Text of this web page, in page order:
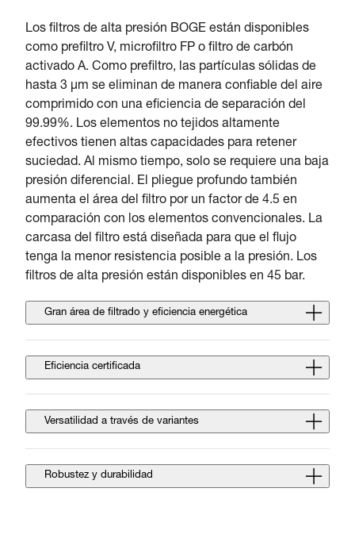
Los filtros de alta presión BOGE están disponibles
como prefiltro V, microfiltro FP o filtro de carbón
activado A. Como prefiltro, las partículas sólidas de
hasta 3 μm se eliminan de manera confiable del aire
comprimido con una eficiencia de separación del
99.99%. Los elementos no tejidos altamente
efectivos tienen altas capacidades para retener
suciedad. Al mismo tiempo, solo se requiere una baja
presión diferencial. El pliegue profundo también
aumenta el área del filtro por un factor de 4.5 en
comparación con los elementos convencionales. La
carcasa del filtro está diseñada para que el flujo
tenga la menor resistencia posible a la presión. Los
filtros de alta presión están disponibles en 45 bar.
Gran área de filtrado y eficiencia energética
Eficiencia certificada
Versatilidad a través de variantes
Robustez y durabilidad